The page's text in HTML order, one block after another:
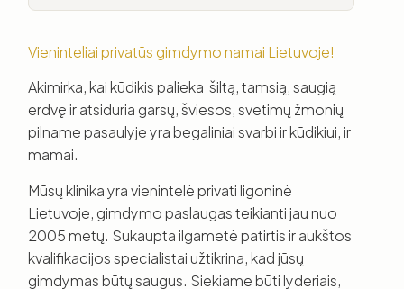
Vieninteliai privatūs gimdymo namai Lietuvoje!
Akimirka, kai kūdikis palieka šiltą, tamsią, saugią
erdvę ir atsiduria garsų, šviesos, svetimų žmonių
pilname pasaulyje yra begaliniai svarbi ir kūdikiui, ir
mamai.
Mūsų klinika yra vienintelė privati ligoninė
Lietuvoje, gimdymo paslaugas teikianti jau nuo
2005 metų. Sukaupta ilgametė patirtis ir aukštos
kvalifikacijos specialistai užtikrina, kad jūsų
gimdymas būtų saugus. Siekiame būti lyderiais,